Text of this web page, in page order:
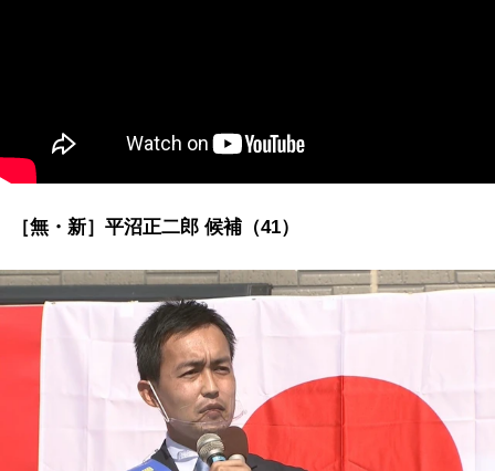
［無・新］平沼正二郎 候補（41）